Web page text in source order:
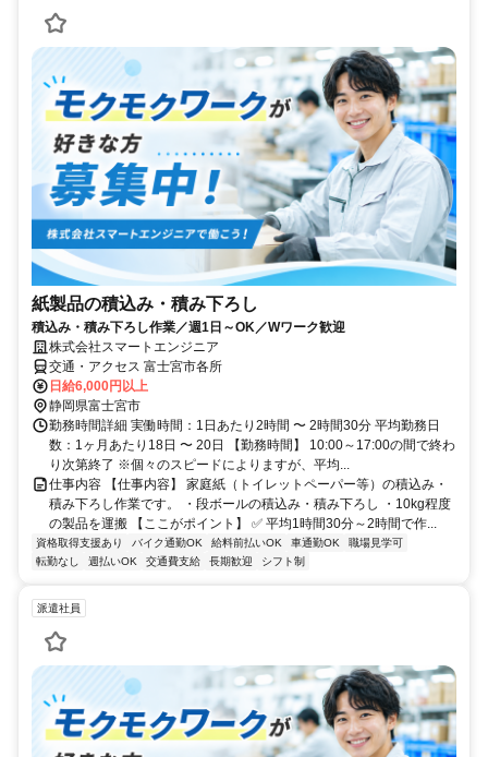
紙製品の積込み・積み下ろし
積込み・積み下ろし作業／週1日～OK／Wワーク歓迎
株式会社スマートエンジニア
交通・アクセス 富士宮市各所
日給6,000円以上
静岡県富士宮市
勤務時間詳細 実働時間：1日あたり2時間 〜 2時間30分 平均勤務日
数：1ヶ月あたり18日 〜 20日 【勤務時間】 10:00～17:00の間で終わ
り次第終了 ※個々のスピードによりますが、平均...
仕事内容 【仕事内容】 家庭紙（トイレットペーパー等）の積込み・
積み下ろし作業です。 ・段ボールの積込み・積み下ろし ・10kg程度
の製品を運搬 【ここがポイント】 ✅ 平均1時間30分～2時間で作...
資格取得支援あり バイク通勤OK 給料前払いOK 車通勤OK
職場見学可
転勤なし
週払いOK 交通費支給 長期歓迎 シフト制
派遣社員